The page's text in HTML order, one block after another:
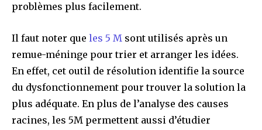
problèmes plus facilement.
Il faut noter que les 5 M sont utilisés après un
remue-méninge pour trier et arranger les idées.
En effet, cet outil de résolution identifie la source
du dysfonctionnement pour trouver la solution la
plus adéquate. En plus de l’analyse des causes
racines, les 5M permettent aussi d’étudier